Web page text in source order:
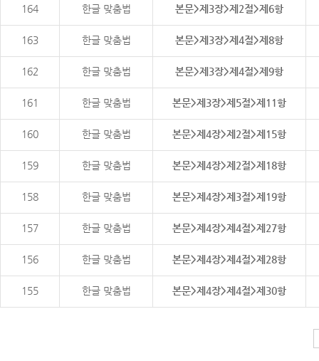
164 한글 맞춤법 본문>제3장>제2절>제6항
163 한글 맞춤법 본문>제3장>제4절>제8항
162 한글 맞춤법 본문>제3장>제4절>제9항
161 한글 맞춤법 본문>제3장>제5절>제11항
160 한글 맞춤법 본문>제4장>제2절>제15항
159 한글 맞춤법 본문>제4장>제2절>제18항
158 한글 맞춤법 본문>제4장>제3절>제19항
157 한글 맞춤법 본문>제4장>제4절>제27항
156 한글 맞춤법 본문>제4장>제4절>제28항
155 한글 맞춤법 본문>제4장>제4절>제30항